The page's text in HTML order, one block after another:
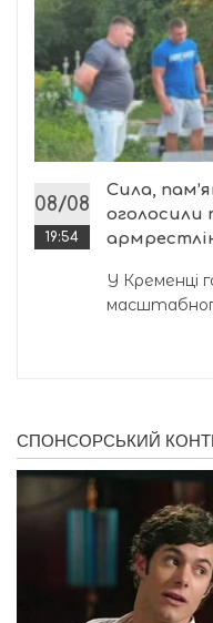
08/08
19:54
Сила,
оголосили
У Кременці